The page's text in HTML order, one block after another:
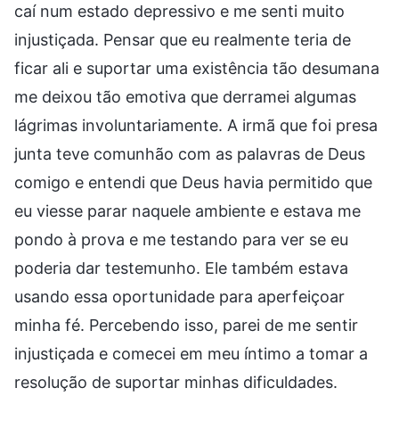
caí num estado depressivo e me senti muito
injustiçada. Pensar que eu realmente teria de
ficar ali e suportar uma existência tão desumana
me deixou tão emotiva que derramei algumas
lágrimas involuntariamente. A irmã que foi presa
junta teve comunhão com as palavras de Deus
comigo e entendi que Deus havia permitido que
eu viesse parar naquele ambiente e estava me
pondo à prova e me testando para ver se eu
poderia dar testemunho. Ele também estava
usando essa oportunidade para aperfeiçoar
minha fé. Percebendo isso, parei de me sentir
injustiçada e comecei em meu íntimo a tomar a
resolução de suportar minhas dificuldades.